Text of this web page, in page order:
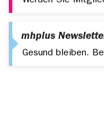
mhplus